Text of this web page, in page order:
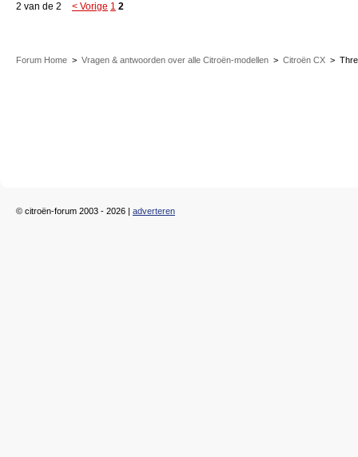
2 van de 2 < Vorige 1 2
Forum Home > Vragen & antwoorden over alle Citroën-modellen > Citroën CX >
© citroën-forum 2003 - 2026 | adverteren